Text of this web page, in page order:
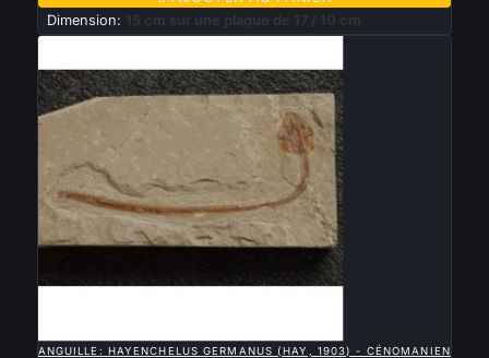
Dimension: 15 cm sur une plaque de 17 / 10 cm
ANGUILLE: HAYENCHELUS GERMANUS (HAY, 1903) - CÉNOMANIEN